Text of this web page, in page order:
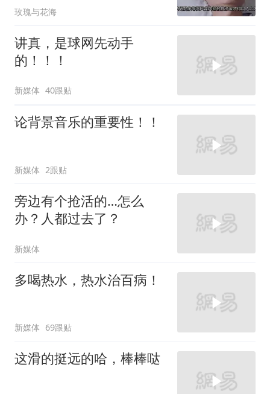
玫瑰与花海
讲真，是球网先动手
的！！！
新媒体 40跟贴
论背景音乐的重要性！！
新媒体 2跟贴
旁边有个抢活的…怎么
办？人都过去了？
新媒体
多喝热水，热水治百病！
新媒体 69跟贴
这滑的挺远的哈，棒棒哒